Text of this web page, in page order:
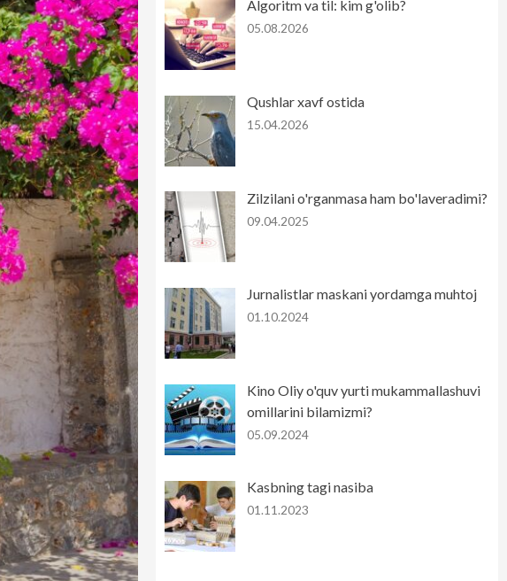
Algoritm va til: kim g'olib?
05.08.2026
Qushlar xavf ostida
15.04.2026
Zilzilani o'rganmasa ham bo'laveradimi?
09.04.2025
Jurnalistlar maskani yordamga muhtoj
01.10.2024
Kino Oliy o'quv yurti mukammallashuvi
omillarini bilamizmi?
05.09.2024
Kasbning tagi nasiba
01.11.2023